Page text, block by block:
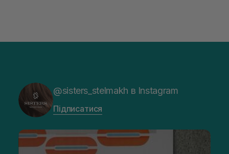
@sisters_stelmakh в Instagram
Підписатися